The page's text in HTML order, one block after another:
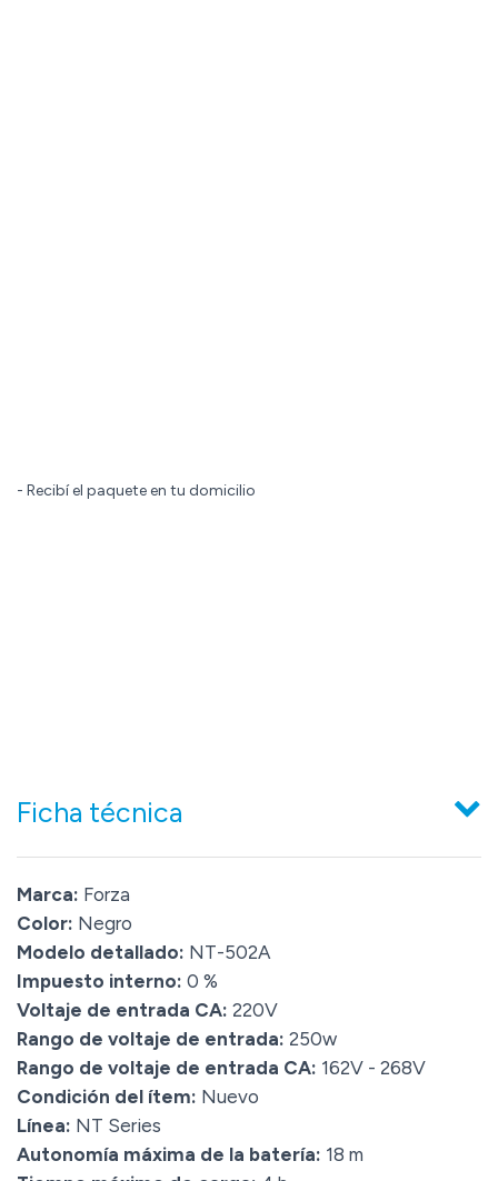
- Recibí el paquete en tu domicilio
Ficha técnica
Marca: Forza
Color: Negro
Modelo detallado: NT-502A
Impuesto interno: 0 %
Voltaje de entrada CA: 220V
Rango de voltaje de entrada: 250w
Rango de voltaje de entrada CA: 162V - 268V
Condición del ítem: Nuevo
Línea: NT Series
Autonomía máxima de la batería: 18 m